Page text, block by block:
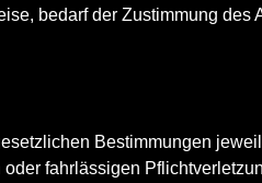
bedarf der Zustimmung des
Bestimmungen
fahrlässigen